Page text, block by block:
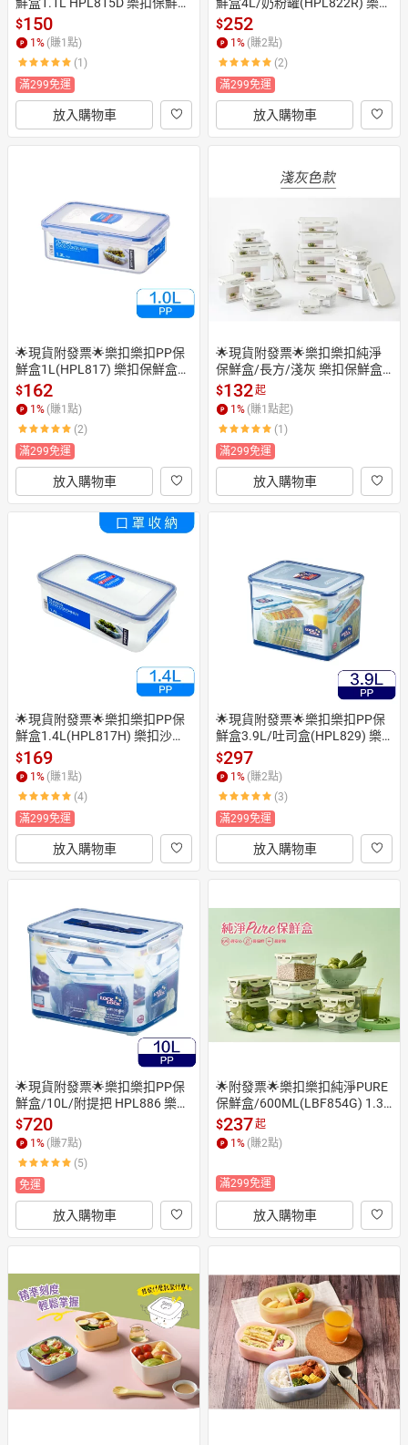
沙拉盒 餅乾盒 分裝盒 麵包盒 麵
粉盒 外帶餐盒  口罩盒 穀物盒
飼料盒 野餐餐盒  樂扣便當盒
微波保鮮盒 另售穀物杯 蛋糕保
鮮盒 穀物保鮮盒 副食品儲存盒
副食品盒 分裝盒 麵包保鮮盒 蔥
盒 調味料盒 奶油盒
$150
1 % (賺1 點)
(1)
滿299免運
放入購物車
保鮮盒 樂扣穀物盒 樂扣飼料保
鮮盒 米箱 奶粉保鮮盒 奶粉盒 奶
粉防潮盒 蔥盒 麵條保鮮盒 麵粉
保鮮盒 麵粉盒 穀物保鮮盒 飼料
盒
$252
1 % (賺2點)
(2)
滿299免運
放入購物車
🌟現貨附發票🌟樂扣樂扣PP保
鮮盒1L(HPL817) 樂扣保鮮盒
樂扣便當盒 奶油盒 奶油保鮮盒
穀物盒 麵包盒 飼料盒 儲物盒
沙拉盒 穀物保鮮盒 飼料保鮮盒
穀物收納盒 飼料儲存盒 奶油保
鮮盒 樂扣餐盒 餅乾盒 點心盒 副
食品盒 副食品儲存盒 樂扣副食
品保鮮盒 麵粉盒 儲豆盒 儲豆罐
沙拉盒
$162
1 % (賺1 點)
(2)
滿299免運
放入購物車
🌟現貨附發票🌟樂扣樂扣純淨
保鮮盒/長方/淺灰 樂扣保鮮盒
沙拉盒 樂扣餐盒 樂扣便當盒 T
RITAN保鮮盒 收納盒 LBF805-0
1 LBF806-01 LBF807-01 LBF8
11-01 LBF815M-01 LBF808-01
LBF817-01 LBF815D-01 LBF82
5-01 穀物盒 飼料盒 麵包盒 蛋糕
盒 副食品盒 副食品分裝盒 儲糧
盒 奶粉盒 副食品儲存盒 餅乾盒
點心盒 儲米桶 樂扣吐司盒 米桶
$132起
1 % (賺1 點起)
(1)
滿299免運
放入購物車
🌟現貨附發票🌟樂扣樂扣PP保
鮮盒1.4L(HPL817H) 樂扣沙拉
盒 麵包盒 食物盒 樂扣便當盒 樂
扣餐盒 蛋糕盒 樂扣保鮮盒 樂扣
沙拉盒 口罩盒 餅乾盒 麵粉盒 奶
油盒 飼料盒 飼料保鮮盒 穀物盒
穀物保鮮盒 儲豆盒 奶油保鮮盒
穀物收納盒 麵粉盒 微波便當盒
$169
1% (賺1點)
(4)
滿299免運
放入購物車
🌟現貨附發票🌟樂扣樂扣PP保
鮮盒3.9L/吐司盒(HPL829) 樂
扣吐司盒 樂扣蛋糕盒 樂扣麵包
盒 樂扣方形吐司盒 麵粉保鮮盒
麵粉盒 沙拉盒 樂扣餐盒 點心盒
餅乾盒 吐司保鮮盒 樂扣土司盒
穀物盒 飼料盒 穀物保鮮盒 儲糧
盒 雜糧盒 食物盒 密封盒 土司盒
$297
1% (賺2點)
(3)
滿299免運
放入購物車
🌟現貨附發票🌟樂扣樂扣PP保
鮮盒/10L/附提把 HPL886 樂扣
保鮮盒 米箱 穀物保鮮盒 飼料保
鮮盒 玩具收納盒 收納箱 沙拉盒
樂扣手提式保鮮盒 米桶 飼料盒
穀物盒 穀物保鮮盒 麵包盒 麵條
保鮮盒 蛋糕盒 蛋糕保鮮盒 吐司
盒 吐司保鮮盒 吐司收納盒 土司
盒 穀物收納盒
$720
1 % (賺7點)
(5)
免運
放入購物車
🌟附發票🌟樂扣樂扣純淨PURE
保鮮盒/600ML(LBF854G) 1.3L
LBF822DG 樂扣純淨保鮮盒 樂
扣保鮮盒 儲物盒 餅乾盒 收納盒
食物分裝盒 副食品分裝盒 副食
方形保鮮盒 樂扣便當盒 吐司盒
吐司收納盒 吐司保鮮盒 穀物保
$237起
1 % (賺2點)
滿299免運
放入購物車